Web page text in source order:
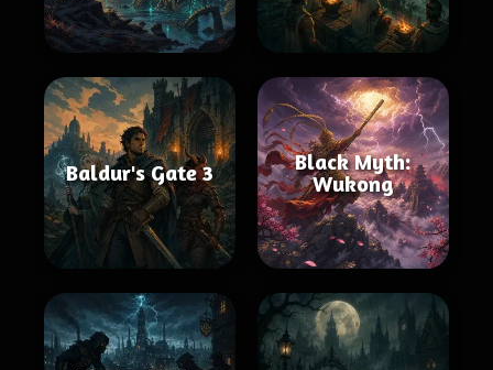
Baldur's Gate 3
Black Myth:
Wukong